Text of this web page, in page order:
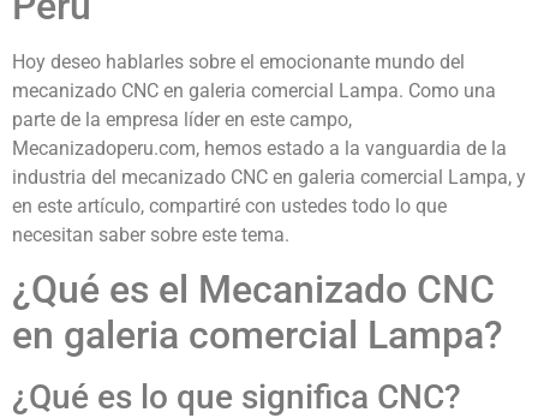
Hoy deseo hablarles sobre el emocionante mundo del
mecanizado CNC en galeria comercial Lampa. Como una
parte de la empresa líder en este campo,
Mecanizadoperu.com, hemos estado a la vanguardia de la
industria del mecanizado CNC en galeria comercial Lampa, y
en este artículo, compartiré con ustedes todo lo que
necesitan saber sobre este tema.
¿Qué es el Mecanizado CNC
en galeria comercial Lampa?
¿Qué es lo que significa CNC?